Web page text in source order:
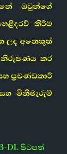
ඔවුන්ගේ
කිරීම
ලද අනෙකුත්
නිරූපණය කර
ප්‍රචණ්ඩකාරී
මිනීමැරුම්
DL පිටපත්